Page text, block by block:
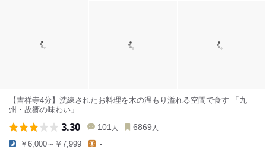
【吉祥寺4分】洗練されたお料理を木の温もり溢れる空間で食す 「九
州・故郷の味わい」
3.30 101 人 6869 人
￥6,000～￥7,999 -